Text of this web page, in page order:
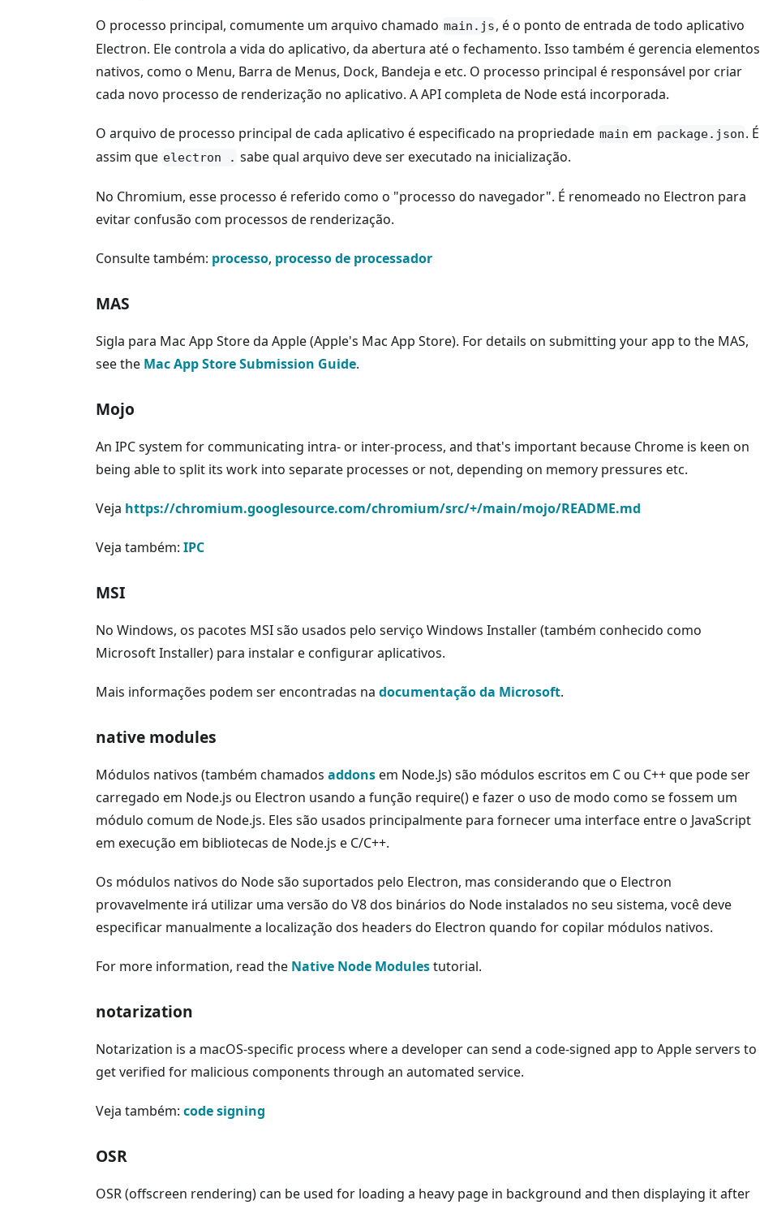
O processo principal, comumente um arquivo chamado main.js, é o ponto de entrada de todo aplicativo
Electron. Ele controla a vida do aplicativo, da abertura até o fechamento. Isso também é gerencia elementos
nativos, como o Menu, Barra de Menus, Dock, Bandeja e etc. O processo principal é responsável por criar
cada novo processo de renderização no aplicativo. A API completa de Node está incorporada.
O arquivo de processo principal de cada aplicativo é especificado na propriedade main em package.json. É
assim que electron . sabe qual arquivo deve ser executado na inicialização.
No Chromium, esse processo é referido como o "processo do navegador". É renomeado no Electron para
evitar confusão com processos de renderização.
Consulte também: processo, processo de processador
MAS
Sigla para Mac App Store da Apple (Apple's Mac App Store). For details on submitting your app to the MAS,
see the Mac App Store Submission Guide.
Mojo
An IPC system for communicating intra- or inter-process, and that's important because Chrome is keen on
being able to split its work into separate processes or not, depending on memory pressures etc.
Veja https://chromium.googlesource.com/chromium/src/+/main/mojo/README.md
Veja também: IPC
MSI
No Windows, os pacotes MSI são usados pelo serviço Windows Installer (também conhecido como
Microsoft Installer) para instalar e configurar aplicativos.
Mais informações podem ser encontradas na documentação da Microsoft.
native modules
Módulos nativos (também chamados addonsem Node.Js) são módulos escritos em C ou C++ que pode ser
carregado em Node.js ou Electron usando a função require() e fazer o uso de modo como se fossem um
módulo comum de Node.js. Eles são usados principalmente para fornecer uma interface entre o JavaScript
em execução em bibliotecas de Node.js e C/C++.
Os módulos nativos do Node são suportados pelo Electron, mas considerando que o Electron
provavelmente irá utilizar uma versão do V8 dos binários do Node instalados no seu sistema, você deve
especificar manualmente a localização dos headers do Electron quando for copilar módulos nativos.
For more information, read the Native Node Modulestutorial.
notarization
Notarization is a macOS-specific process where a developer can send a code-signed app to Apple servers to
get verified for malicious components through an automated service.
Veja também: code signing
OSR
OSR (offscreen rendering) can be used for loading a heavy page in background and then displaying it after